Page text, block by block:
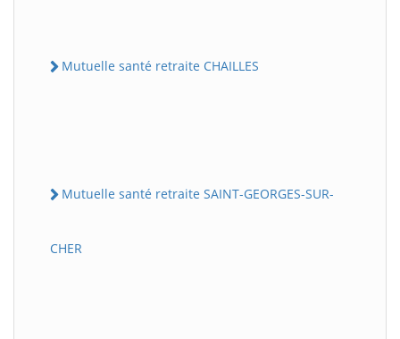
Mutuelle santé retraite CHAILLES
Mutuelle santé retraite SAINT-GEORGES-SUR-
CHER